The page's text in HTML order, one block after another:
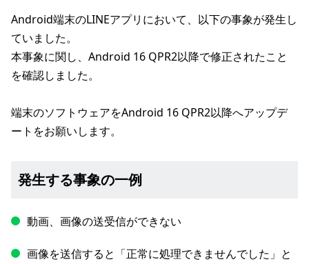
Android端末のLINEアプリにおいて、以下の事象が発生し
ていました。
本事象に関し、Android 16 QPR2以降で修正されたこと
を確認しました。
端末のソフトウェアをAndroid 16 QPR2以降へアップデ
ートをお願いします。
発生する事象の一例
動画、画像の送受信ができない
画像を送信すると「正常に処理できませんでした」と